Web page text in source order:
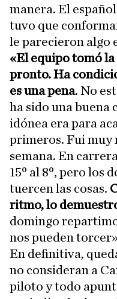
manera. El
tuvo que
le parecieron algo
«El equipo tomó
pronto. Ha
es una pena. No
ha sido una buena
idónea era para
primeros. Fui muy
semana. En
15º al 8º, pero los
tuercen las cosas.
ritmo, lo
domingo
nos pueden
En definitiva,
no consideran a
piloto y todo